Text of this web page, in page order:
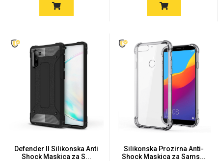
Defender II Silikonska Anti
Shock Maskica za S...
Silikonska Prozirna Anti-
Shock Maskica za Sams...
Quotes Collection Cirkus